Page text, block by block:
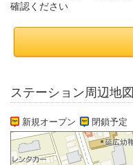
確認ください
ステーション周辺地図
新規オープン 閉鎖予定